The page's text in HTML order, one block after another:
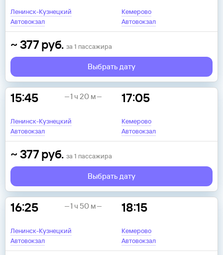
Ленинск-Кузнецкий
Автовокзал
Кемерово
Автовокзал
~377 руб. за 1 пассажира
Выбрать дату
15:45
Ленинск-Кузнецкий
Автовокзал
17:05
Кемерово
Автовокзал
1 ч 20 м
~377 руб. за 1 пассажира
Выбрать дату
16:25
Ленинск-Кузнецкий
Автовокзал
18:15
Кемерово
Автовокзал
1 ч 50 м